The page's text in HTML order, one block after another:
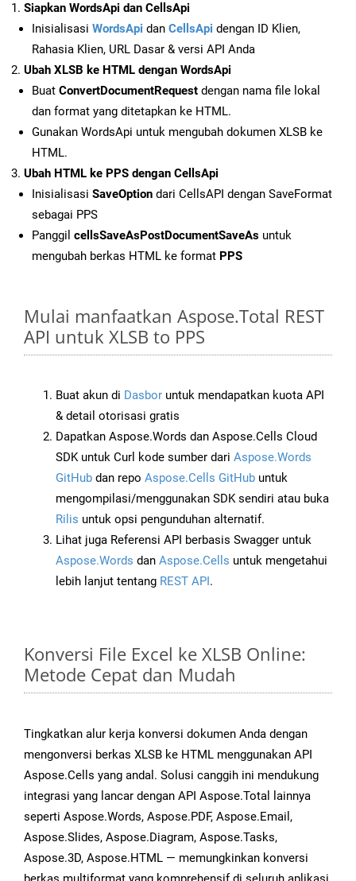
Siapkan WordsApi dan CellsApi
Inisialisasi WordsApi dan CellsApi dengan ID Klien,
Rahasia Klien, URL Dasar & versi API Anda
Ubah XLSB ke HTML dengan WordsApi
Buat ConvertDocumentRequest dengan nama file lokal
dan format yang ditetapkan ke HTML.
Gunakan WordsApi untuk mengubah dokumen XLSB ke
HTML.
Ubah HTML ke PPS dengan CellsApi
Inisialisasi SaveOption dari CellsAPI dengan SaveFormat
sebagai PPS
Panggil cellsSaveAsPostDocumentSaveAs untuk
mengubah berkas HTML ke format PPS
Mulai manfaatkan Aspose.Total REST
API untuk XLSB to PPS
Buat akun di Dasbor untuk mendapatkan kuota API
& detail otorisasi gratis
Dapatkan Aspose.Words dan Aspose.Cells Cloud
SDK untuk Curl kode sumber dari Aspose.Words
GitHub dan repo Aspose.Cells GitHub untuk
mengompilasi/menggunakan SDK sendiri atau buka
Rilis untuk opsi pengunduhan alternatif.
Lihat juga Referensi API berbasis Swagger untuk
Aspose.Words dan Aspose.Cells untuk mengetahui
lebih lanjut tentang REST API.
Konversi File Excel ke XLSB Online:
Metode Cepat dan Mudah
Tingkatkan alur kerja konversi dokumen Anda dengan
mengonversi berkas XLSB ke HTML menggunakan API
Aspose.Cells yang andal. Solusi canggih ini mendukung
integrasi yang lancar dengan API Aspose.Total lainnya
seperti Aspose.Words, Aspose.PDF, Aspose.Email,
Aspose.Slides, Aspose.Diagram, Aspose.Tasks,
Aspose.3D, Aspose.HTML — memungkinkan konversi